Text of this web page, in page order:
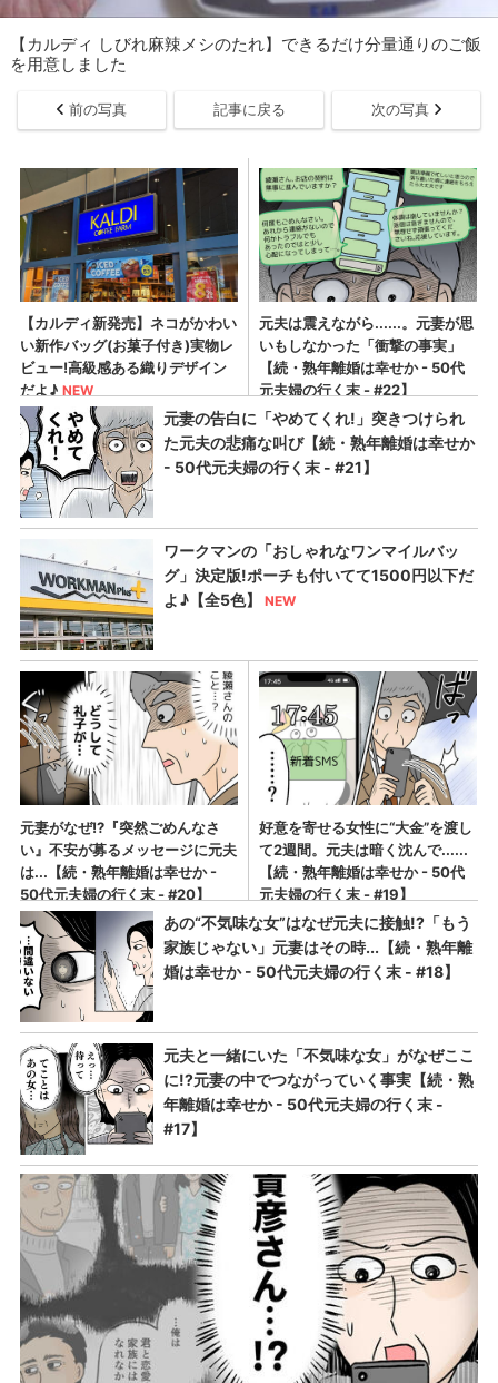
【カルディ しびれ麻辣メシのたれ】できるだけ分量通りのご飯
を用意しました
前の写真 記事に戻る 次の写真